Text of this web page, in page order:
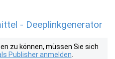
- Deeplinkgenerator
zu können, müssen Sie sich
Publisher anmelden